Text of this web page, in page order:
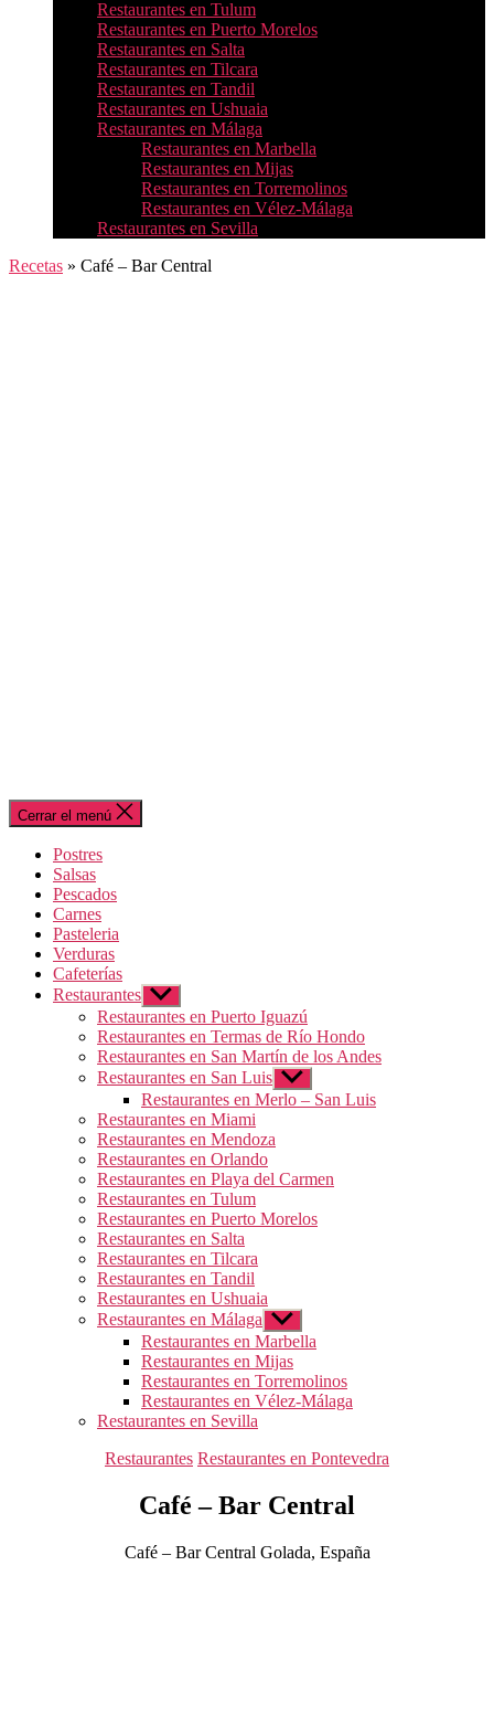
Restaurantes en Tulum
Restaurantes en Puerto Morelos
Restaurantes en Salta
Restaurantes en Tilcara
Restaurantes en Tandil
Restaurantes en Ushuaia
Restaurantes en Málaga
Restaurantes en Marbella
Restaurantes en Mijas
Restaurantes en Torremolinos
Restaurantes en Vélez-Málaga
Restaurantes en Sevilla
Recetas » Café – Bar Central
Cerrar el menú
Postres
Salsas
Pescados
Carnes
Pasteleria
Verduras
Cafeterías
Restaurantes Mostrar
el
submenú
Restaurantes en Puerto Iguazú
Restaurantes en Termas de Río Hondo
Restaurantes en San Martín de los Andes
Restaurantes en San Luis Mostrar
el
submenú
Restaurantes en Merlo – San Luis
Restaurantes en Miami
Restaurantes en Mendoza
Restaurantes en Orlando
Restaurantes en Playa del Carmen
Restaurantes en Tulum
Restaurantes en Puerto Morelos
Restaurantes en Salta
Restaurantes en Tilcara
Restaurantes en Tandil
Restaurantes en Ushuaia
Restaurantes en Málaga Mostrar
el
submenú
Restaurantes en Marbella
Restaurantes en Mijas
Restaurantes en Torremolinos
Restaurantes en Vélez-Málaga
Restaurantes en Sevilla
Categorías
Restaurantes Restaurantes en Pontevedra
Café – Bar Central
Café – Bar Central Golada, España